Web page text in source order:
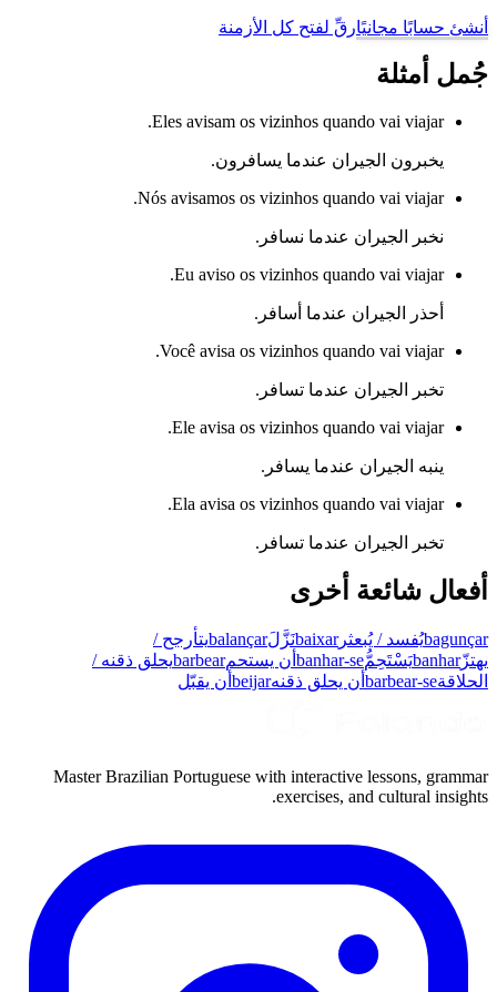
أنشئ حسابًا مجانيًارقِّ لفتح كل الأزمنة
جُمل أمثلة
Eles avisam os vizinhos quando vai viajar.
يخبرون الجيران عندما يسافرون.
Nós avisamos os vizinhos quando vai viajar.
نخبر الجيران عندما نسافر.
Eu aviso os vizinhos quando vai viajar.
أحذر الجيران عندما أسافر.
Você avisa os vizinhos quando vai viajar.
تخبر الجيران عندما تسافر.
Ele avisa os vizinhos quando vai viajar.
ينبه الجيران عندما يسافر.
Ela avisa os vizinhos quando vai viajar.
تخبر الجيران عندما تسافر.
أفعال شائعة أخرى
bagunçarيُفسد / يُبعثرbaixarنَزَّلَbalançarيتأرجح /
يهتزّbanharيَسْتَحِمُّbanhar-se أن يستحمbarbearيحلق ذقنه /
الحلاقةbarbear-se أن يحلق ذقنهbeijar أن يقبّل
Master Brazilian Portuguese with interactive lessons, grammar
exercises, and cultural insights.